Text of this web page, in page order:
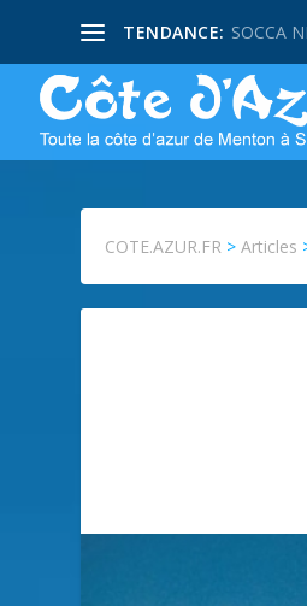
TENDANCE: SOCCA
COTE.AZUR.FR >Articles